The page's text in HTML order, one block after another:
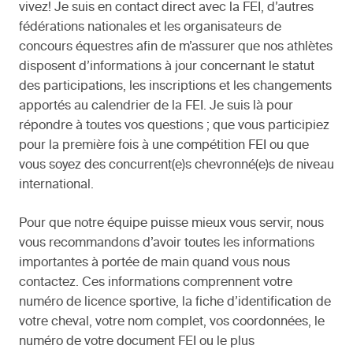
vivez! Je suis en contact direct avec la FEI, d’autres
fédérations nationales et les organisateurs de
concours équestres afin de m’assurer que nos athlètes
disposent d’informations à jour concernant le statut
des participations, les inscriptions et les changements
apportés au calendrier de la FEI. Je suis là pour
répondre à toutes vos questions ; que vous participiez
pour la première fois à une compétition FEI ou que
vous soyez des concurrent(e)s chevronné(e)s de niveau
international.
Pour que notre équipe puisse mieux vous servir, nous
vous recommandons d’avoir toutes les informations
importantes à portée de main quand vous nous
contactez. Ces informations comprennent votre
numéro de licence sportive, la fiche d’identification de
votre cheval, votre nom complet, vos coordonnées, le
numéro de votre document FEI ou le plus